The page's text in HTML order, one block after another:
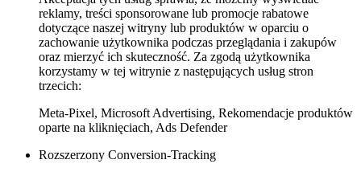
reklamy, treści sponsorowane lub promocje rabatowe
dotyczące naszej witryny lub produktów w oparciu o
zachowanie użytkownika podczas przeglądania i zakupów
oraz mierzyć ich skuteczność. Za zgodą użytkownika
korzystamy w tej witrynie z następujących usług stron
trzecich:
Meta-Pixel, Microsoft Advertising, Rekomendacje produktów
oparte na kliknięciach, Ads Defender
Rozszerzony Conversion-Tracking